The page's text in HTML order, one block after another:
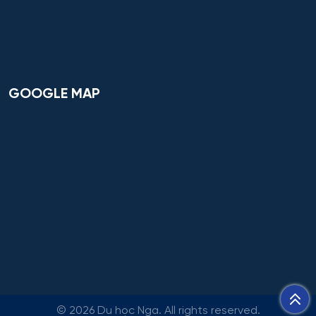
GOOGLE MAP
© 2026 Du học Nga. All rights reserved.